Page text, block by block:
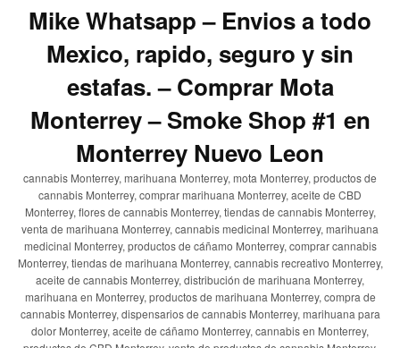
Mike Whatsapp – Envios a todo
Mexico, rapido, seguro y sin
estafas. – Comprar Mota
Monterrey – Smoke Shop #1 en
Monterrey Nuevo Leon
cannabis Monterrey, marihuana Monterrey, mota Monterrey, productos de
cannabis Monterrey, comprar marihuana Monterrey, aceite de CBD
Monterrey, flores de cannabis Monterrey, tiendas de cannabis Monterrey,
venta de marihuana Monterrey, cannabis medicinal Monterrey, marihuana
medicinal Monterrey, productos de cáñamo Monterrey, comprar cannabis
Monterrey, tiendas de marihuana Monterrey, cannabis recreativo Monterrey,
aceite de cannabis Monterrey, distribución de marihuana Monterrey,
marihuana en Monterrey, productos de marihuana Monterrey, compra de
cannabis Monterrey, dispensarios de cannabis Monterrey, marihuana para
dolor Monterrey, aceite de cáñamo Monterrey, cannabis en Monterrey,